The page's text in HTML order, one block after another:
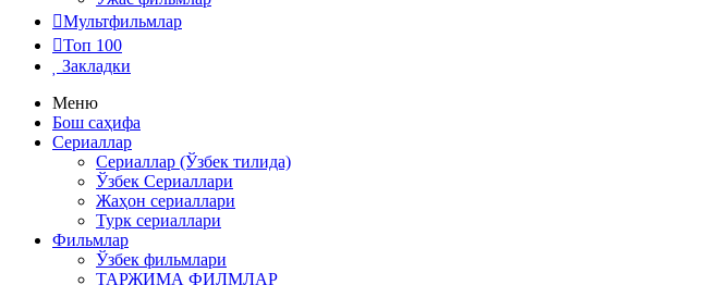
Мультфильмлар
Топ 100
Закладки
Меню
Бош саҳифа
Сериаллар
Сериаллар (Ўзбек тилида)
Ўзбек Сериаллари
Жаҳон сериаллари
Турк сериаллари
Фильмлар
Ўзбек фильмлари
ТАРЖИМА ФИЛМЛАР